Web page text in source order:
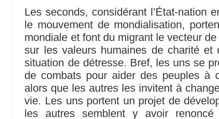
Les seconds, considérant l’État-nation
le mouvement de mondialisation,
mondiale et font du migrant le vecteur
sur les valeurs humaines de charité et
situation de détresse. Bref, les uns se
de combats pour aider des peuples à
alors que les autres les invitent à
vie. Les uns portent un projet de
les autres semblent y avoir